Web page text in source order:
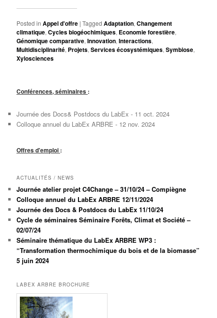
Posted in Appel d'offre |Tagged Adaptation,Changement
climatique,Cycles biogéochimiques, Economie forestière,
Génomique comparative,Innovation,Interactions,
Multidisciplinarité, Projets,Services écosystémiques,Symbiose,
Xylosciences
Conférences, séminaires :
Journée des Docs& Postdocs du LabEx - 11 oct. 2024
Colloque annuel du LabEx ARBRE - 12 nov. 2024
Offres d'emploi :
ACTUALITÉS / NEWS
Journée atelier projet C4Change – 31/10/24 – Compiègne
Colloque annuel du LabEx ARBRE 12/11/2024
Journée des Docs & Postdocs du LabEx 11/10/24
Cycle de séminaires Séminaire Forêts, Climat et Société –
02/07/24
Séminaire thématique du LabEx ARBRE WP3 :
“Transformation thermochimique du bois et de la biomasse”
5 juin 2024
LABEX ARBRE BROCHURE